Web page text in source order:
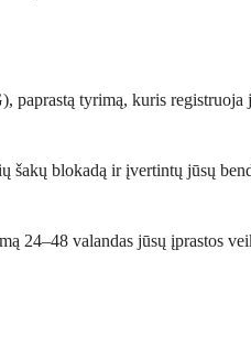
tyrimą, kuris
blokadą ir įvertintų jūsų
valandas jūsų įprastos